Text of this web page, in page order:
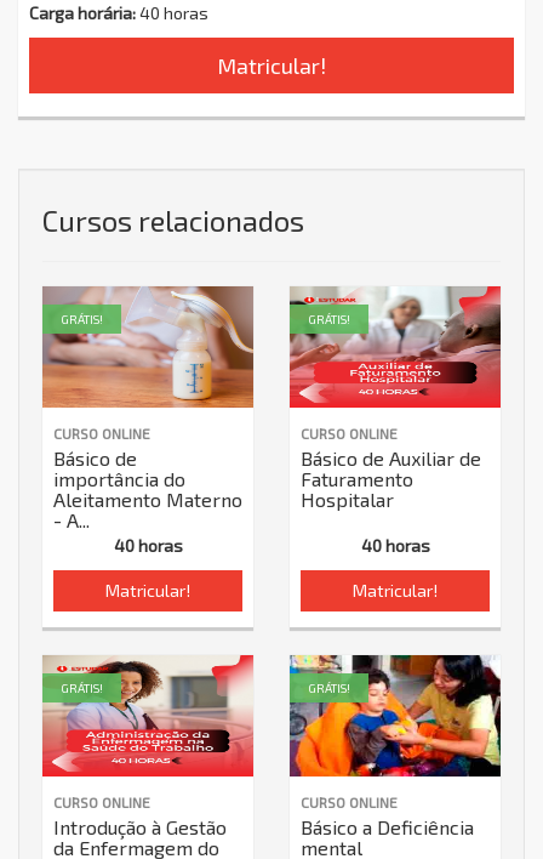
Carga horária:40 horas
Matricular!
Cursos relacionados
CURSO ONLINE
Básico de
importância do
Aleitamento Materno
- A...
40 horas
Matricular!
GRÁTIS!
CURSO ONLINE
Básico de Auxiliar de
Faturamento
Hospitalar
40 horas
Matricular!
GRÁTIS!
CURSO ONLINE
Introdução à Gestão
da Enfermagem do
GRÁTIS!
CURSO ONLINE
Básico a Deficiência
mental
GRÁTIS!